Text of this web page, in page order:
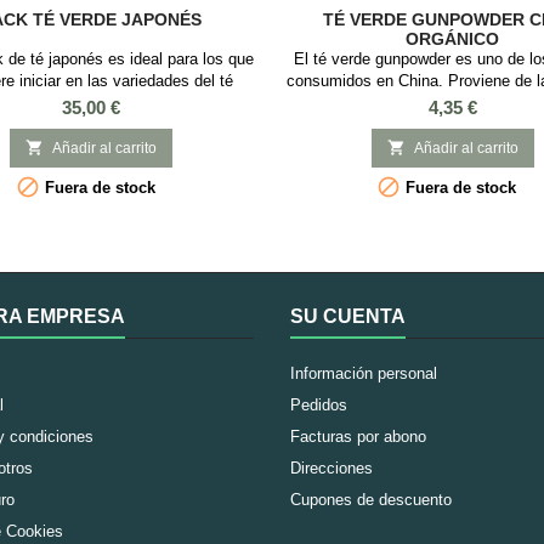
TÉ VERDE JAPONÉS
de té japonés es ideal para los que
iniciar en las variedades del té
y es un pack ideal para regalar.
característicos de Japón: Té Verde
Japonés Fukujyu, 50gr Té Verde
Japonés Asahi, 50gr Té verde
Precio
35,00 €
 Añadir al carrito
 Fuera de stock
TÉ VERDE GUNPOWDER
ORGÁNICO
El té verde gunpowder es uno de
consumidos en China. Proviene de
Wuyuan, provincia de Jiangxi y su
nombre "gunpowder" proviene de
entre la forma de las hojas y los
pólvora que se usaban hace
Precio
4,35 €
 Añadir al carrito
 Fuera de stock
EMPRESA
condiciones
Cookies
SU CUENTA
Información personal
Pedidos
Facturas por abono
Direcciones
Cupones de descuento